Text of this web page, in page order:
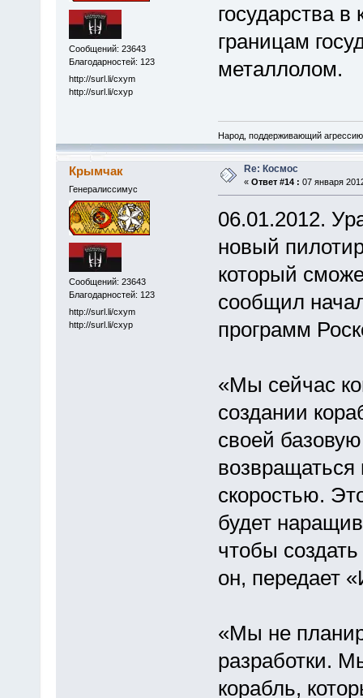
Сообщений: 23643
Благодарностей: 123
http://surl.li/cxym
http://surl.li/cxyp
государства
границам
металлолом.
Народ, поддерживающий агрессию
Крымчак
Генералиссимус
Сообщений: 23643
Благодарностей: 123
http://surl.li/cxym
http://surl.li/cxyp
Re: Космос
« Ответ #14 : 07 января
06.01.2012.
новый
который
сообщил
программ
«Мы сейчас
создании
своей
скоростью.
будет
чтобы
он, передает
«Мы не
разработки.
корабль,